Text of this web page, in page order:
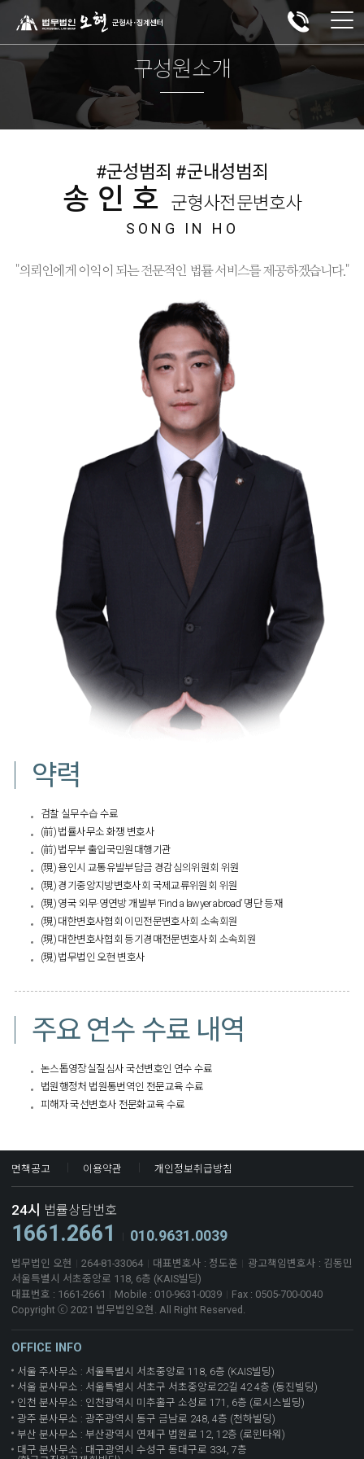
구성원소개
#군성범죄 #군내성범죄
송인호 군형사전문변호사
SONG IN HO
"의뢰인에게 이익이 되는 전문적인 법률 서비스를 제공하겠습니다."
약력
검찰 실무수습 수료
(前) 법률사무소 화쟁 변호사
(前) 법무부 출입국민원대행기관
(現) 용인시 교통유발부담금 경감심의위원회 위원
(現) 경기중앙지방변호사회 국제교류위원회 위원
(現) 영국 외무·영연방 개발부 ‘Find a lawyer abroad’ 명단 등재
(現) 대한변호사협회 이민전문변호사회 소속회원
(現) 대한변호사협회 등기경매전문변호사회 소속회원
(現) 법무법인 오현 변호사​​
주요 연수 수료 내역
논스톱영장실질심사 국선변호인 연수 수료
법원행정처 법원통번역인 전문교육 수료
피해자 국선변호사 전문화교육 수료​
면책공고 이용약관 개인정보취급방침
24시 법률상담번호
1661.2661 010.9631.0039
법무법인 오현 264-81-33064 대표변호사 : 정도훈
광고책임변호사 : 김동민
서울특별시 서초중앙로 118, 6층 (KAIS빌딩)
대표번호 : 1661-2661
Mobile : 010-9631-0039
Fax : 0505-700-0040
Copyright ⓒ 2021 법무법인오현. All Right Reserved.
OFFICE INFO
서울 주사무소 : 서울특별시 서초중앙로 118, 6층 (KAIS빌딩)
서울 분사무소 : 서울특별시 서초구 서초중앙로22길 42 4층 (동진빌딩)
인천 분사무소 : 인천광역시 미추홀구 소성로 171, 6층 (로시스빌딩)
광주 분사무소 : 광주광역시 동구 금남로 248, 4층 (천하빌딩)
부산 분사무소 : 부산광역시 연제구 법원로 12, 12층 (로윈타워)
대구 분사무소 : 대구광역시 수성구 동대구로 334, 7층